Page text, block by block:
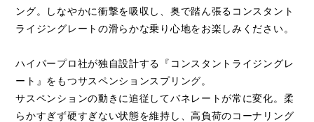
ング。しなやかに衝撃を吸収し、奥で踏ん張るコンスタント
ライジングレートの滑らかな乗り心地をお楽しみください。
ハイパープロ社が独自設計する『コンスタントライジングレ
ート』をもつサスペンションスプリング。
サスペンションの動きに追従してバネレートが常に変化。柔
らかすぎず硬すぎない状態を維持し、高負荷のコーナリング